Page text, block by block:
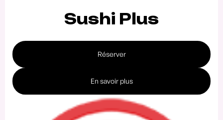
Sushi Plus
Réserver
En savoir plus